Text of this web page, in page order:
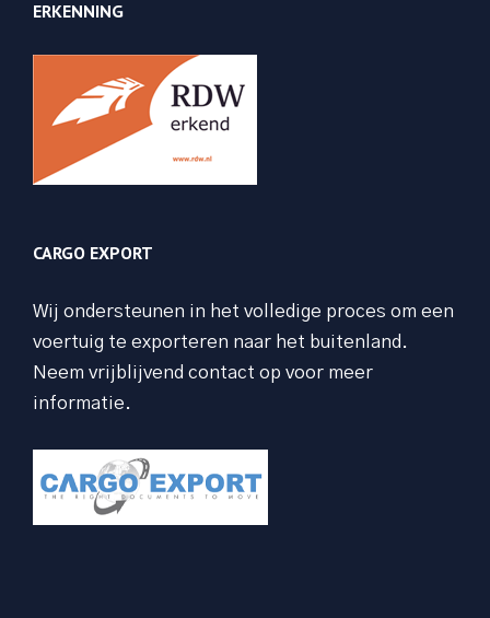
ERKENNING
CARGO EXPORT
Wij ondersteunen in het volledige proces om een
voertuig te exporteren naar het buitenland.
Neem vrijblijvend contact op voor meer
informatie.